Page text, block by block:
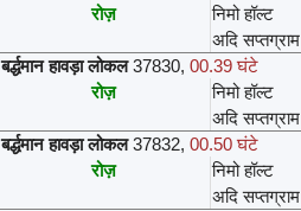
रोज़
निमो हॉल्ट
अदि सप्तग्राम
बर्द्धमान हावड़ा लोकल 37830,00.39 घंटे
रोज़
निमो हॉल्ट
अदि सप्तग्राम
बर्द्धमान हावड़ा लोकल 37832,00.50 घंटे
रोज़
निमो हॉल्ट
अदि सप्तग्राम